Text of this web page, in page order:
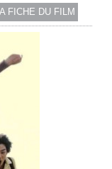
FICHE DU FILM